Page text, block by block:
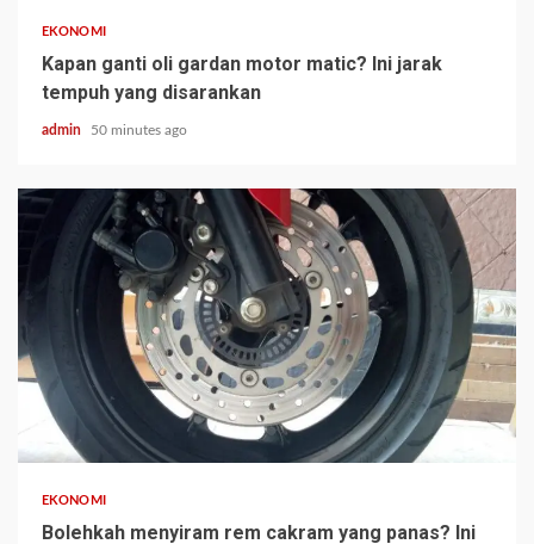
EKONOMI
Kapan ganti oli gardan motor matic? Ini jarak
tempuh yang disarankan
admin 50 minutes ago
EKONOMI
Bolehkah menyiram rem cakram yang panas? Ini